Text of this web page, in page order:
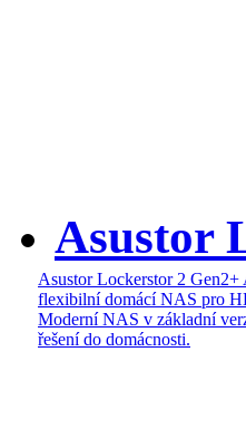
Asustor
Asustor Lockerstor 2
flexibilní domácí NAS pro
Moderní NAS v základní
řešení do domácnosti.